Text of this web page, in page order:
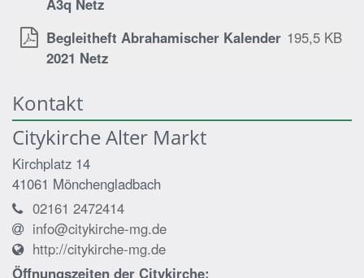
Begleitheft Abrahamischer Kalender
2021 Netz
195,5 KB
Kontakt
Citykirche Alter Markt
Kirchplatz 14
41061 Mönchengladbach
02161 2472414
info@citykirche-mg.de
http://citykirche-mg.de
Öffnungszeiten der Citykirche: